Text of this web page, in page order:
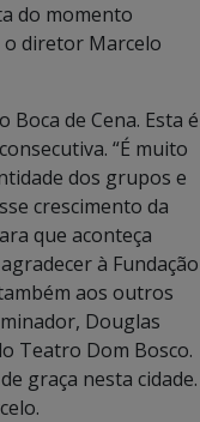
do momento
o diretor Marcelo
de Cena. Esta é
“É muito
dos grupos e
crescimento da
que aconteça
à Fundação
aos outros
Douglas
Teatro Dom Bosco.
graça nesta cidade.